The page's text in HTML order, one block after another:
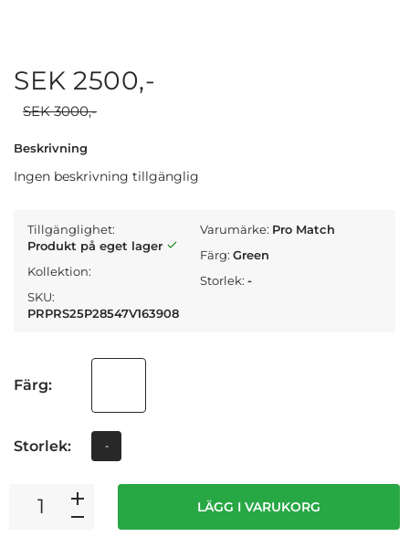
SEK 2500,-
SEK 3000,-
Beskrivning
Ingen beskrivning tillgänglig
Tillgänglighet:
Produkt på eget lager
Kollektion:
SKU:
PRPRS25P28547V163908
Varumärke: Pro Match
Färg:Green
Storlek:-
Färg:
Storlek: -
LÄGG I VARUKORG